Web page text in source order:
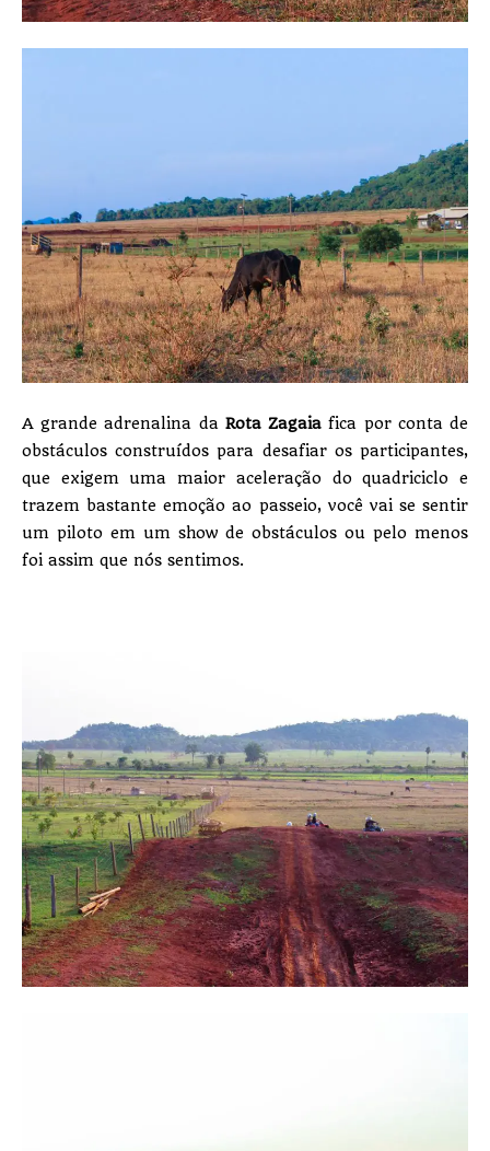
A grande adrenalina da Rota Zagaia fica por conta de
obstáculos construídos para desafiar os participantes,
que exigem uma maior aceleração do quadriciclo e
trazem bastante emoção ao passeio, você vai se sentir
um piloto em um show de obstáculos ou pelo menos
foi assim que nós sentimos.